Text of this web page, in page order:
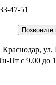
47-51
Позвоните
Краснодар,
Пт с 9.00 до